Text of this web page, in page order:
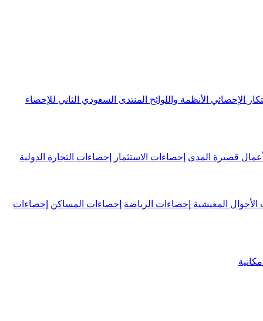
الإحصائي الأنظمة واللوائح المنتدى السعودي الثاني للإحصاء
قصيرة المدى إحصاءات الاستثمار إحصاءات التجارة الدولية
الأحوال المعيشية إحصاءات الرياضة إحصاءات المساكن إحصاءات